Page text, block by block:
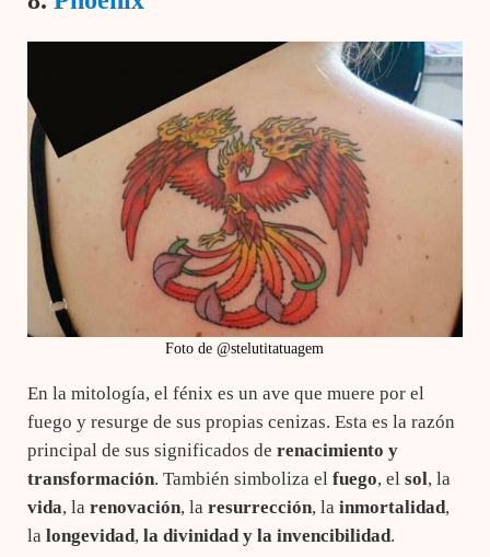
Foto de @stelutitatuagem
En la mitología, el fénix es un ave que muere por el
fuego y resurge de sus propias cenizas. Esta es la razón
principal de sus significados de renacimiento y
transformación. También simboliza el fuego, el sol, la
vida, la renovación, la resurrección, la inmortalidad,
la longevidad, la divinidad y la invencibilidad.